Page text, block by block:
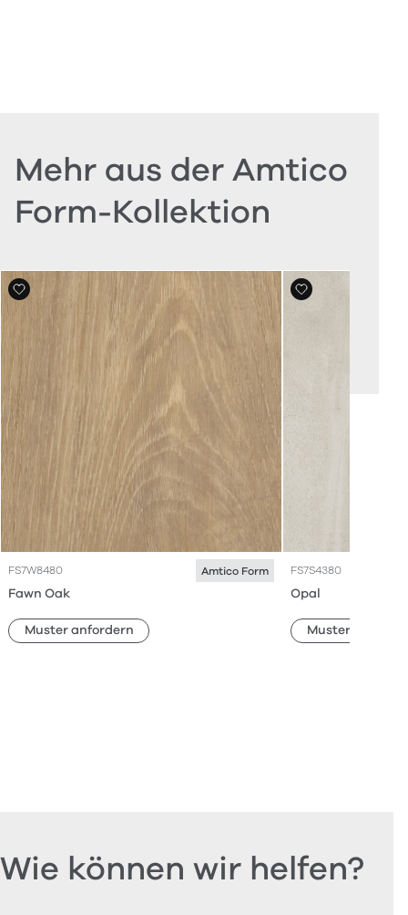
Mehr aus der Amtico
Form-Kollektion
FS7W8480 Amtico Form
Fawn Oak
Muster anfordern
FS7S4380
Opal
Muster
Wie können wir helfen?